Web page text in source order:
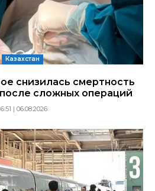
Казахстан
снизилась смертность
сложных операций
| 06.08.2026